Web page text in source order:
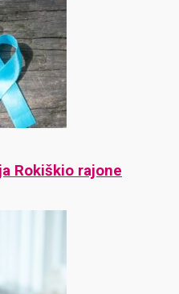
Rokiškio rajone